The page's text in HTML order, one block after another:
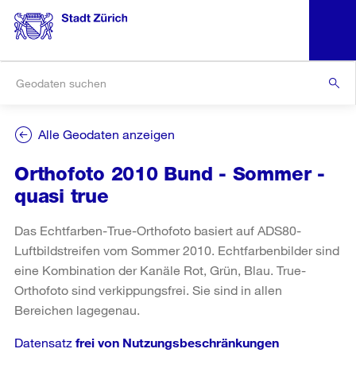
Alle Geodaten anzeigen
Orthofoto 2010 Bund - Sommer -
quasi true
Das Echtfarben-True-Orthofoto basiert auf ADS80-
Luftbildstreifen vom Sommer 2010. Echtfarbenbilder sind
eine Kombination der Kanäle Rot, Grün, Blau. True-
Orthofoto sind verkippungsfrei. Sie sind in allen
Bereichen lagegenau.
Datensatz frei von Nutzungsbeschränkungen